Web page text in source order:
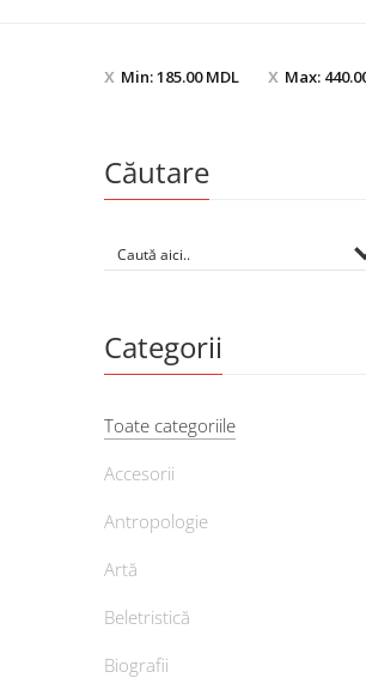
Min:185.00MDL Max:
Căutare
Categorii
Toate categoriile
Accesorii
Antropologie
Artă
Beletristică
Biografii